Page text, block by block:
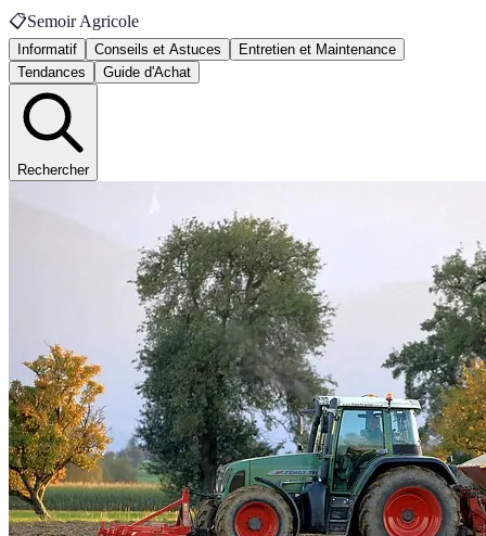
📋Semoir Agricole
Informatif Conseils et Astuces
Entretien et Maintenance
Tendances
Guide d'Achat
Rechercher